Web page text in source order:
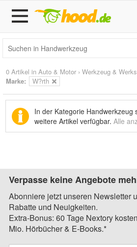
0 Artikel in Auto & Motor › Werkzeug &
Marke: W?rth
In der Kategorie Handwerkzeug
weitere Artikel verfügbar. Alle
Verpasse keine Angebote
Abonniere jetzt unseren Newsletter
Rabatte und Neuigkeiten.
Extra-Bonus: 60 Tage Nextory
Mio. Hörbücher & E-Books.*